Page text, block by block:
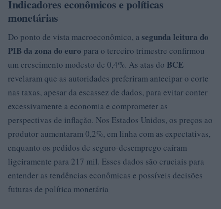
Indicadores econômicos e políticas
monetárias
Do ponto de vista macroeconômico, a segunda leitura do
PIB da zona do euro para o terceiro trimestre confirmou
um crescimento modesto de 0,4%. As atas do BCE
revelaram que as autoridades preferiram antecipar o corte
nas taxas, apesar da escassez de dados, para evitar conter
excessivamente a economia e comprometer as
perspectivas de inflação. Nos Estados Unidos, os preços ao
produtor aumentaram 0,2%, em linha com as expectativas,
enquanto os pedidos de seguro-desemprego caíram
ligeiramente para 217 mil. Esses dados são cruciais para
entender as tendências econômicas e possíveis decisões
futuras de política monetária